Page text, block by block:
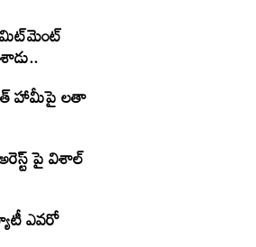
హామీపై లతా
పై విశాల్
ఎవరో